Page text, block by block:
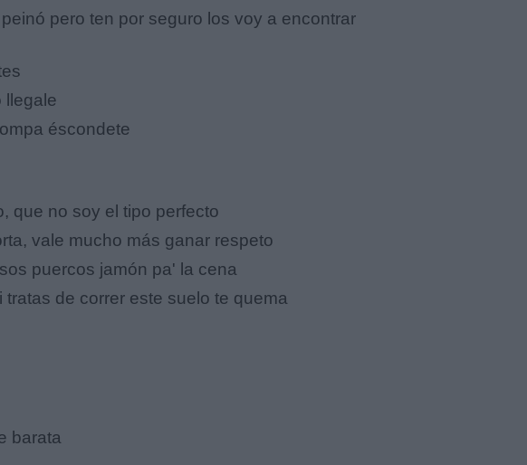
pero ten por seguro los voy a encontrar
llegale
éscondete
que no soy el tipo perfecto
vale mucho más ganar respeto
puercos jamón pa' la cena
de correr este suelo te quema
barata